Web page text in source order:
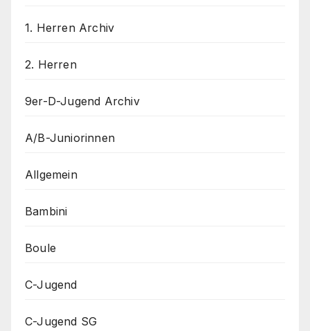
1. Herren Archiv
2. Herren
9er-D-Jugend Archiv
A/B-Juniorinnen
Allgemein
Bambini
Boule
C-Jugend
C-Jugend SG